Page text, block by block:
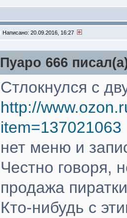
Написано: 20.09.2016, 16:27
Пуаро 666
Стлокнулся с
http://
item=137021063
нет меню и
Честно говоря,
продажа
Кто-нибудь с